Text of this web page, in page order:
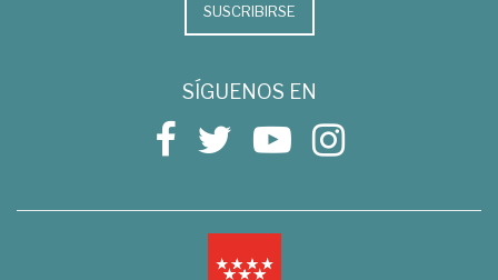
SUSCRIBIRSE
SÍGUENOS EN